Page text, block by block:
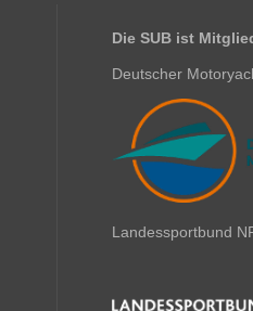
Die SUB ist
Deutscher
Landessportbund